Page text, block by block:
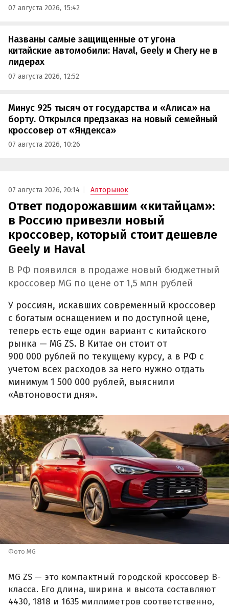
07 августа 2026, 15:42
Названы самые защищенные от угона
китайские автомобили: Haval, Geely и Chery не в
лидерах
07 августа 2026, 12:52
Минус 925 тысяч от государства и «Алиса» на
борту. Открылся предзаказ на новый семейный
кроссовер от «Яндекса»
07 августа 2026, 10:26
07 августа 2026, 20:14 Авторынок
Ответ подорожавшим «китайцам»:
в Россию привезли новый
кроссовер, который стоит дешевле
Geely и Haval
В РФ появился в продаже новый бюджетный
кроссовер MG по цене от 1,5 млн рублей
У россиян, искавших современный кроссовер
с богатым оснащением и по доступной цене,
теперь есть еще один вариант с китайского
рынка — MG ZS. В Китае он стоит от
900 000 рублей по текущему курсу, а в РФ с
учетом всех расходов за него нужно отдать
минимум 1 500 000 рублей, выяснили
«Автоновости дня».
Фото MG
MG ZS — это компактный городской кроссовер B-
класса. Его длина, ширина и высота составляют
4430, 1818 и 1635 миллиметров соответственно,